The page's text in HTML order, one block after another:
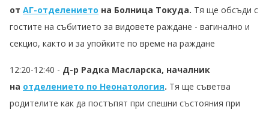
от АГ-отделението на Болница Токуда. Тя ще обсъди с
гостите на събитието за видовете раждане - вагинално и
секцио, както и за упойките по време на раждане
12:20-12:40 - Д-р Радка Масларска, началник
на отделението по Неонатология. Тя ще съветва
родителите как да постъпят при спешни състояния при